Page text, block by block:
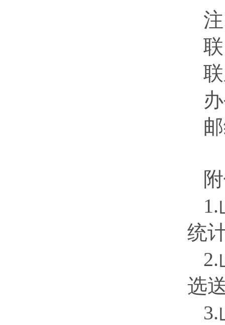
1.
统
2.
选
3.